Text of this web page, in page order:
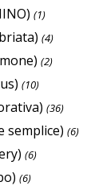
(1)
(4)
(2)
(10)
(36)
semplice) (6)
(6)
(6)